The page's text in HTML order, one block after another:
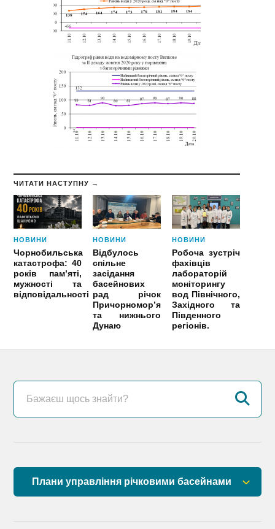
ЧИТАТИ НАСТУПНУ →
НОВИНИ
Чорнобильська
катастрофа: 40
років пам’яті,
мужності та
відповідальності
НОВИНИ
Відбулось
спільне
засідання
басейнових
рад річок
Причорномор’я
та нижнього
Дунаю
НОВИНИ
Робоча зустріч
фахівців
лабораторій
моніторингу
вод Північного,
Західного та
Південного
регіонів.
Плани управління річковими басейнами